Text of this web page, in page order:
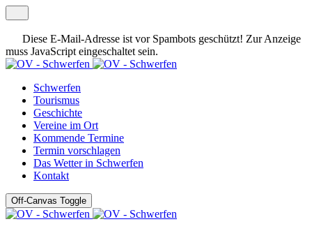
Diese E-Mail-Adresse ist vor Spambots geschützt! Zur Anzeige
muss JavaScript eingeschaltet sein.
Schwerfen
Tourismus
Geschichte
Vereine im Ort
Kommende Termine
Termin vorschlagen
Das Wetter in Schwerfen
Kontakt
Off-Canvas Toggle